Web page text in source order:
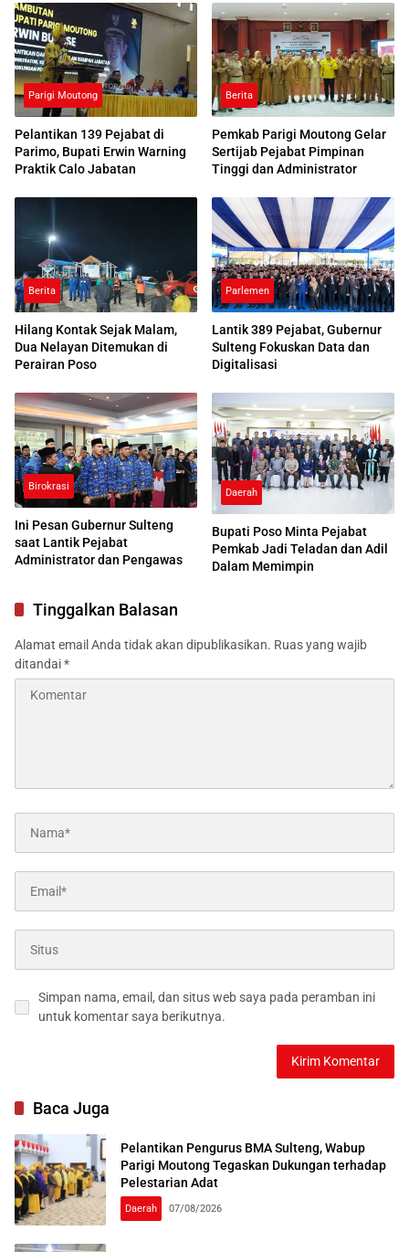
Parigi Moutong
Pelantikan 139 Pejabat di
Parimo, Bupati Erwin Warning
Praktik Calo Jabatan
Berita
Pemkab Parigi Moutong Gelar
Sertijab Pejabat Pimpinan
Tinggi dan Administrator
Berita
Hilang Kontak Sejak Malam,
Dua Nelayan Ditemukan di
Perairan Poso
Parlemen
Lantik 389 Pejabat, Gubernur
Sulteng Fokuskan Data dan
Digitalisasi
Birokrasi
Ini Pesan Gubernur Sulteng
saat Lantik Pejabat
Administrator dan Pengawas
Daerah
Bupati Poso Minta Pejabat
Pemkab Jadi Teladan dan Adil
Dalam Memimpin
Tinggalkan Balasan
Alamat email Anda tidak akan dipublikasikan. Ruas yang wajib
ditandai*
Simpan nama, email, dan situs web saya pada peramban ini
untuk komentar saya berikutnya.
Baca Juga
Pelantikan Pengurus BMA Sulteng, Wabup
Parigi Moutong Tegaskan Dukungan terhadap
Pelestarian Adat
Daerah 07/08/2026